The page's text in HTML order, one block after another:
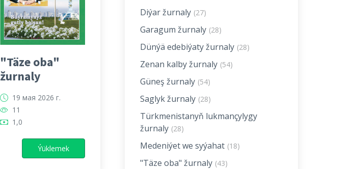
"Täze oba"
žurnaly
19 мая 2026 г.
11
1,0
Ýüklemek
Diýar žurnaly (27)
Garagum žurnaly (28)
Dünýä edebiýaty žurnaly (28)
Zenan kalby žurnaly (54)
Güneş žurnaly (54)
Saglyk žurnaly (28)
Türkmenistanyň lukmançylygy
žurnaly (28)
Medeniýet we syýahat (18)
"Täze oba" žurnaly (43)